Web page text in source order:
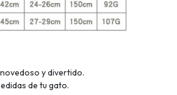
y divertido.
de tu gato.